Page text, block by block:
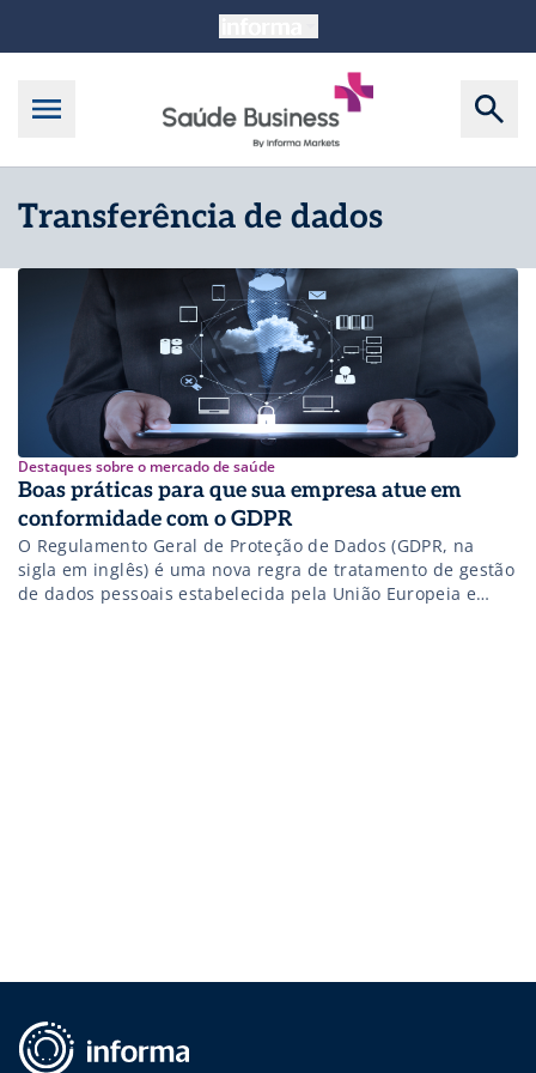
Transferência de dados
Destaques sobre o mercado de saúde
Boas práticas para que sua empresa atue em
conformidade com o GDPR
O Regulamento Geral de Proteção de Dados (GDPR, na
sigla em inglês) é uma nova regra de tratamento de gestão
de dados pessoais estabelecida pela União Europeia e